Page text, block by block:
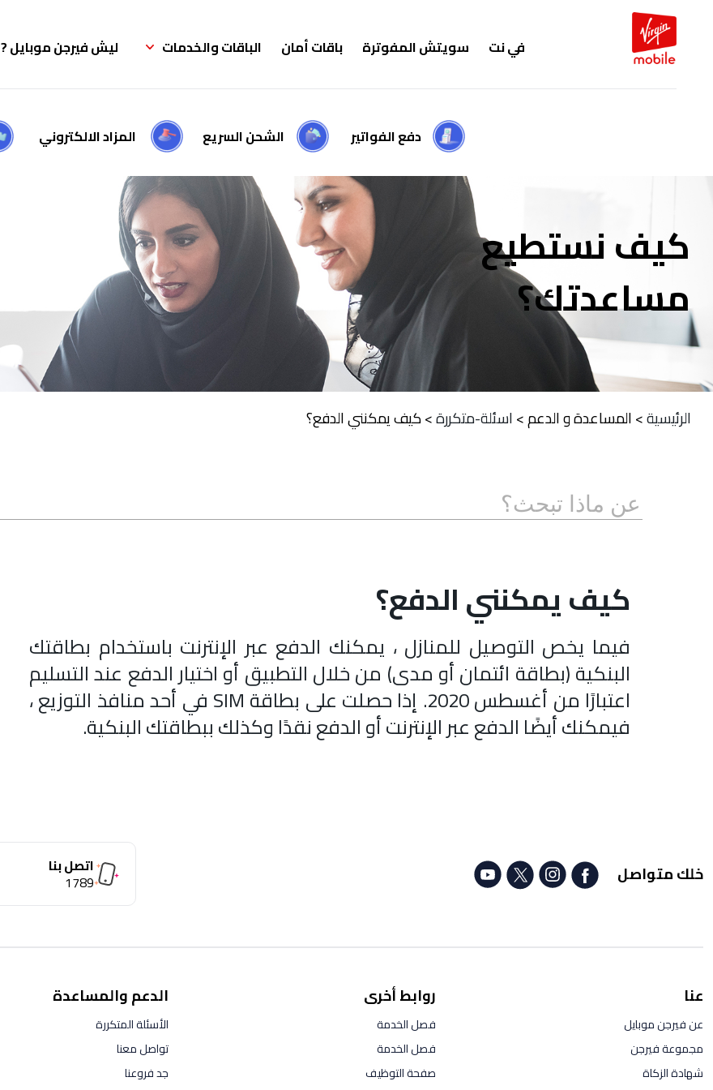
في نت سويتش المفوترة باقات أمان الباقات والخدمات ليش فيرجن موبايل ?
دفع الفواتير الشحن السريع المزاد الالكتروني
كيف نستطيع
مساعدتك؟
الرئيسية>المساعدة و الدعم>اسئلة-متكررة>كيف يمكنني الدفع؟
كيف يمكنني الدفع؟
فيما يخص التوصيل للمنازل ، يمكنك الدفع عبر الإنترنت باستخدام بطاقتك
البنكية (بطاقة ائتمان أو مدى) من خلال التطبيق أو اختيار الدفع عند التسليم
اعتبارًا من أغسطس 2020. إذا حصلت على بطاقة SIM في أحد منافذ التوزيع ،
فيمكنك أيضًا الدفع عبر الإنترنت أو الدفع نقدًا وكذلك ببطاقتك البنكية.
خلك متواصل اتصل بنا
1789
عنا
عن فيرجن موبايل
مجموعة فيرجن
شهادة الزكاة
روابط أخرى
فصل الخدمة
فصل الخدمة
صفحة التوظيف
الدعم والمساعدة
الأسئلة المتكررة
تواصل معنا
جد فروعنا